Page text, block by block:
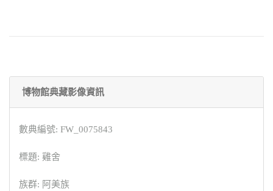
博物館典藏影像資訊
數典編號: FW_0075843
標題: 雞舍
族群: 阿美族